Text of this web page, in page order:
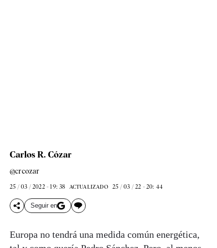
Carlos R. Cózar
@crcozar
25 / 03 / 2022 - 19: 38 ACTUALIZADO 25 / 03 / 22 - 20: 44
Seguir en
Europa no tendrá una medida común energética,